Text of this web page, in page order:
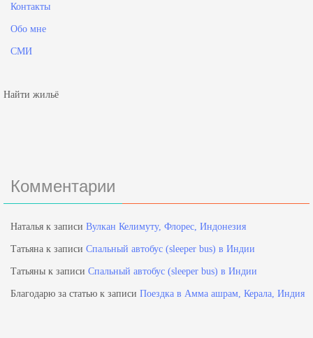
Контакты
Обо мне
СМИ
Найти жильё
Комментарии
Наталья к записи Вулкан Келимуту, Флорес, Индонезия
Татьяна к записи Спальный автобус (sleeper bus) в Индии
Татьяны к записи Спальный автобус (sleeper bus) в Индии
Благодарю за статью к записи Поездка в Амма ашрам, Керала, Индия